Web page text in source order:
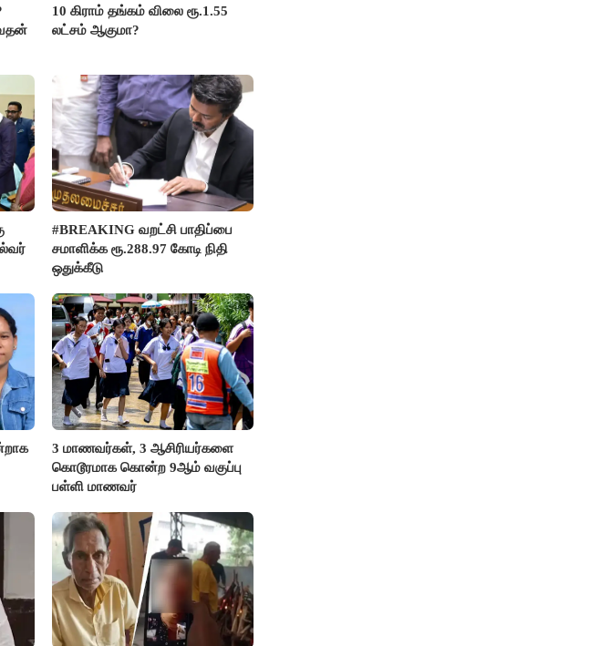
10 கிராம் தங்கம் விலை ரூ.1.55
லட்சம் ஆகுமா?
#BREAKING வறட்சி பாதிப்பை
சமாளிக்க ரூ.288.97 கோடி நிதி
ஒதுக்கீடு
3 மாணவர்கள், 3 ஆசிரியர்களை
கொடூரமாக கொன்ற 9ஆம் வகுப்பு
பள்ளி மாணவர்